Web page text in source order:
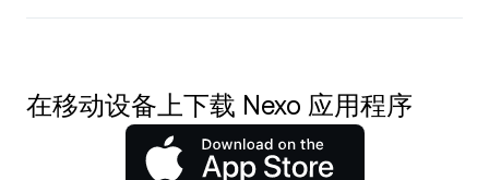
在移动设备上下载 Nexo 应用程序